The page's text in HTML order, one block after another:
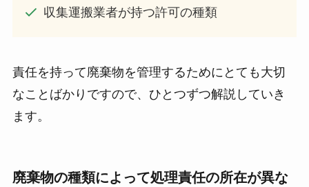
収集運搬業者が持つ許可の種類
責任を持って廃棄物を管理するためにとても大切
なことばかりですので、ひとつずつ解説していき
ます。
廃棄物の種類によって処理責任の所在が異な